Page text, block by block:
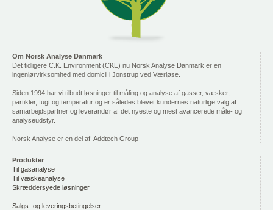
Om Norsk Analyse Danmark
Det tidligere C.K. Environment (CKE) nu Norsk Analyse Danmark er en
ingeniørvirksomhed med domicil i Jonstrup ved Værløse.
Siden 1994 har vi tilbudt løsninger til måling og analyse af gasser, væsker,
partikler, fugt og temperatur og er således blevet kundernes naturlige valg af
samarbejdspartner og leverandør af det nyeste og mest avancerede måle- og
analyseudstyr.
Norsk Analyse er en del af Addtech Group
Produkter
Til gasanalyse
Til væskeanalyse
Skræddersyede løsninger
Salgs- og leveringsbetingelser